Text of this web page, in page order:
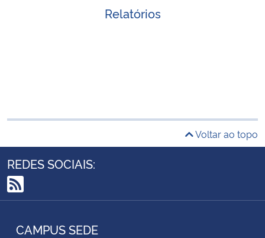
Relatórios
Voltar ao topo
REDES SOCIAIS:
RSS
CAMPUS SEDE